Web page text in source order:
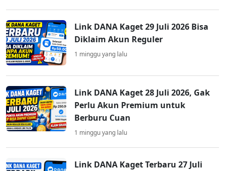
Link DANA Kaget 29 Juli 2026 Bisa
Diklaim Akun Reguler
1 minggu yang lalu
Link DANA Kaget 28 Juli 2026, Gak
Perlu Akun Premium untuk
Berburu Cuan
1 minggu yang lalu
Link DANA Kaget Terbaru 27 Juli